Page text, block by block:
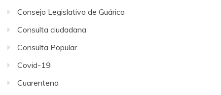
Consejo Legislativo de Guárico
Consulta ciudadana
Consulta Popular
Covid-19
Cuarentena